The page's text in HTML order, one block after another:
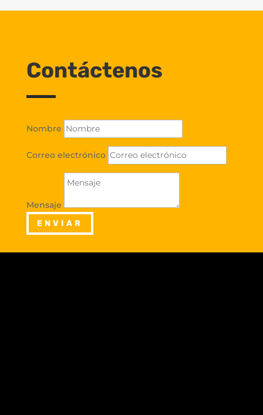
Contáctenos
Nombre
Correo electrónico
Mensaje
ENVIAR